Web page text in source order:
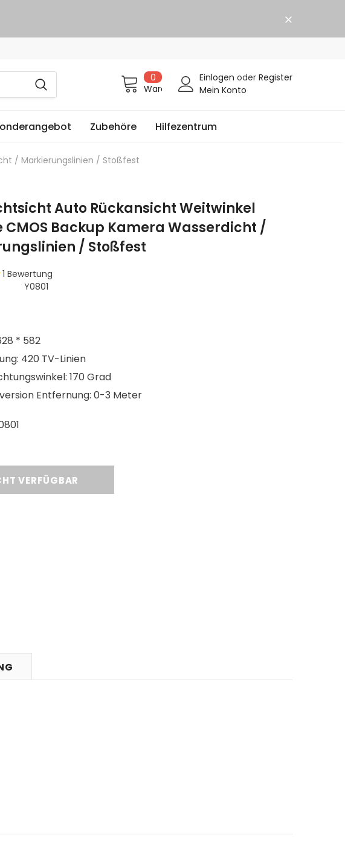
0
Warenkorb
Einlogen oder Register
Mein Konto
Zubehöre Hilfezentrum
/ Markierungslinien / Stoßfest
Auto Rückansicht Weitwinkel
CMOS Backup Kamera Wasserdicht /
/ Stoßfest
1 Bewertung
Y0801
* 582
420 TV-Linien
170 Grad
Entfernung: 0-3 Meter